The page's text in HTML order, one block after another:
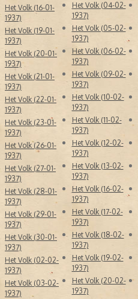
Het Volk (16-01-
1937)
Het Volk (19-01-
1937)
Het Volk (20-01-
1937)
Het Volk (21-01-
1937)
Het Volk (22-01-
1937)
Het Volk (23-01-
1937)
Het Volk (26-01-
1937)
Het Volk (27-01-
1937)
Het Volk (28-01-
1937)
Het Volk (29-01-
1937)
Het Volk (30-01-
1937)
Het Volk (02-02-
1937)
Het Volk (03-02-
1937)
Het Volk (04-02-
1937)
Het Volk (05-02-
1937)
Het Volk (06-02-
1937)
Het Volk (09-02-
1937)
Het Volk (10-02-
1937)
Het Volk (11-02-
1937)
Het Volk (12-02-
1937)
Het Volk (13-02-
1937)
Het Volk (16-02-
1937)
Het Volk (17-02-
1937)
Het Volk (18-02-
1937)
Het Volk (19-02-
1937)
Het Volk (20-02-
1937)